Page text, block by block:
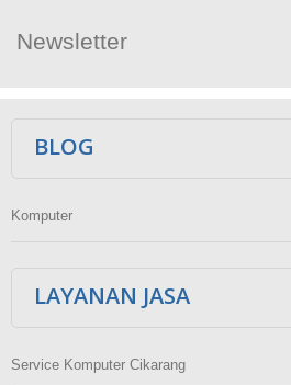
Newsletter
BLOG
Komputer
LAYANAN JASA
Service Komputer Cikarang